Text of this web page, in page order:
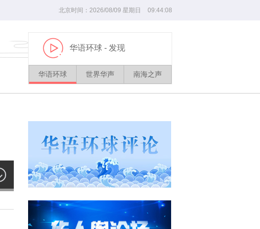
北京时间： 2026/08/09 星期日 09:44:09
播
放
华语环球 - 发现
华语环球 世界华声 南海之声